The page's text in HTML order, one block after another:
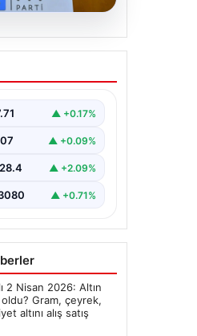
‘çerçeve
için Anayasa
▲ +0.17%
▲ +0.09%
▲ +2.09%
▲ +0.71%
2 Nisan 2026: Altın
Gram, çeyrek,
altını alış satış